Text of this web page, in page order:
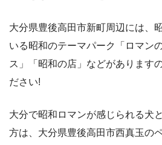
大分県豊後高田市新町周辺には、
いる昭和のテーマパーク「ロマン
ス」「昭和の店」などがあります
ださい!
大分で昭和ロマンが感じられる犬
方は、大分県豊後高田市西真玉の